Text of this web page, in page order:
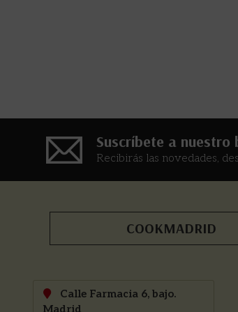
Suscríbete a nuestro
Recibirás las novedades,
COOKMADRID
Calle Farmacia 6, bajo.
Madrid